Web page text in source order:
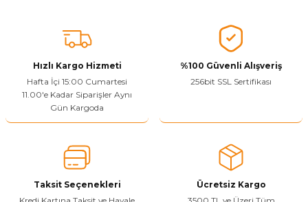
Ürün fiyatı diğer sitelerden daha pahalı.
Bu ürüne benzer farklı alternatifler olmalı.
Hızlı Kargo Hizmeti
Hafta İçi 15:00 Cumartesi
11.00'e Kadar Siparişler Aynı
Gün Kargoda
%100 Güvenli Alışveriş
256bit SSL Sertifikası
Taksit Seçenekleri
Ücretsiz Kargo